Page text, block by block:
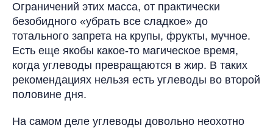
Ограничений этих масса, от практически
безобидного «убрать все сладкое» до
тотального запрета на крупы, фрукты, мучное.
Есть еще якобы какое-то магическое время,
когда углеводы превращаются в жир. В таких
рекомендациях нельзя есть углеводы во второй
половине дня.
На самом деле углеводы довольно неохотно